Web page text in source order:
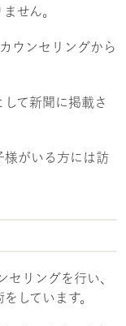
せん。
ウンセリングから
て新聞に掲載さ
様がいる方には訪
セリングを行い、
しています。